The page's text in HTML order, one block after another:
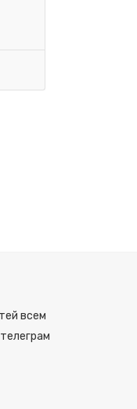
всем